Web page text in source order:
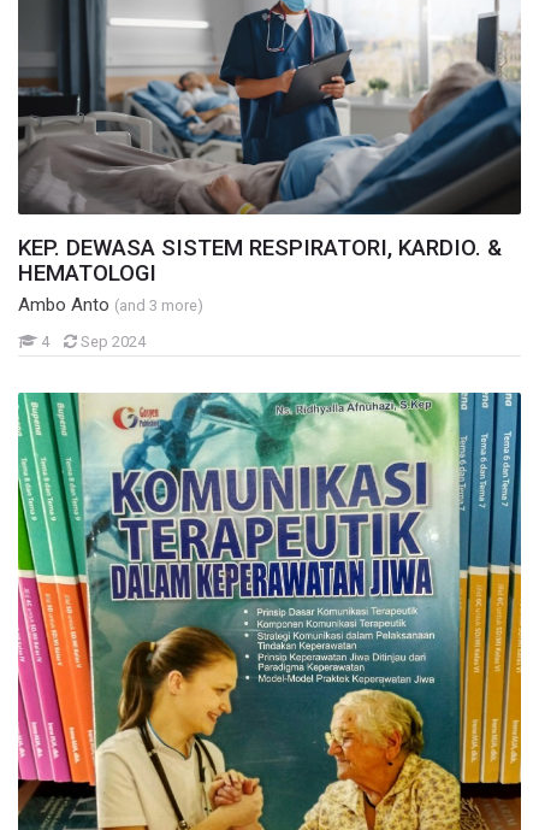
KEP. DEWASA SISTEM RESPIRATORI, KARDIO. &
HEMATOLOGI
Ambo Anto (and 3 more)
4Mahasiswa
Sep 2024